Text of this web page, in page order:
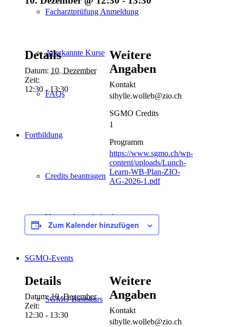
Facharztprüfung Anmeldung
Anerkannte Kurse
FAQs
Fortbildung
Credits beantragen
Veranstaltungskalender
SGMO-Events
SGMO Basiskurs
Details
Datum: 10. Dezember
Zeit:
12:30 - 13:30
Weitere
Angaben
Kontakt
sibylle.wolleb@zio.ch
SGMO Credits
1
Programm
https://www.sgmo.ch/wp-
content/uploads/Lunch-
Learn-WB-Plan-ZIO-
AG-2026-1.pdf
Zum Kalender hinzufügen
Details
Datum: 10. Dezember
Zeit:
12:30 - 13:30
Weitere
Angaben
Kontakt
sibylle.wolleb@zio.ch